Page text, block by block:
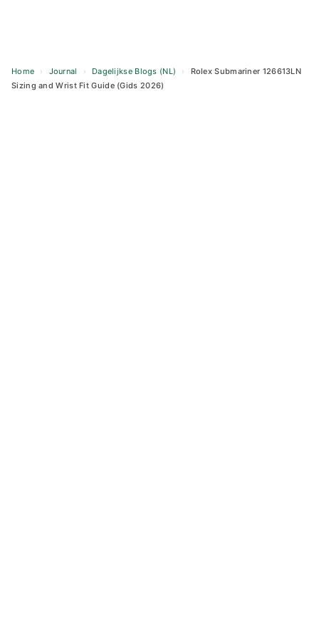
Home › Journal › Dagelijkse Blogs (NL) ›
Rolex Submariner 126613LN
Sizing and Wrist Fit Guide (Gids 2026)